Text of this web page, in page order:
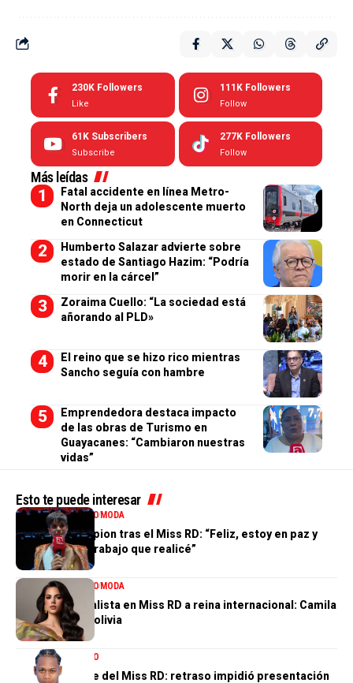
230K Followers
Like
111K Followers
Follow
61K Subscribers
Subscribe
277K Followers
Follow
Más leídas
Fatal accidente en línea Metro-
North deja un adolescente muerto
en Connecticut
Humberto Salazar advierte sobre
estado de Santiago Hazim: “Podría
morir en la cárcel”
Zoraima Cuello: “La sociedad está
añorando al PLD»
El reino que se hizo rico mientras
Sancho seguía con hambre
Emprendedora destaca impacto
de las obras de Turismo en
Guayacanes: “Cambiaron nuestras
vidas”
Esto te puede interesar
ENTRETENIMIENTOMODA
Valentina Campion tras el Miss RD: “Feliz, estoy en paz y
orgullosa del trabajo que realicé”
ENTRETENIMIENTOMODA
De tercera finalista en Miss RD a reina internacional: Camila
Issa rumbo a Bolivia
ENTRETENIMIENTO
El gran ausente del Miss RD: retraso impidió presentación